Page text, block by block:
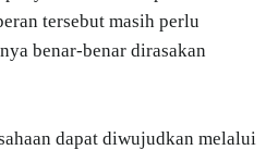
tersebut masih perlu
benar-benar dirasakan
dapat diwujudkan melalui